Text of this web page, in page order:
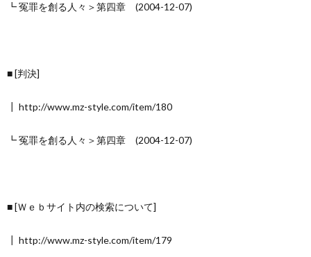
┗ 冤罪を創る人々＞第四章 (2004-12-07)
■ [判決]
┃ http://www.mz-style.com/item/180
┗ 冤罪を創る人々＞第四章 (2004-12-07)
■ [Ｗｅｂサイト内の検索について]
┃ http://www.mz-style.com/item/179